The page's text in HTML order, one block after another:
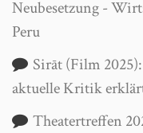
Neubesetzung -
Peru
Sirāt (Film
aktuelle Kritik
Theatertreffen